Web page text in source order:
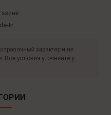
In
характер и не
Все условия уточняйте у